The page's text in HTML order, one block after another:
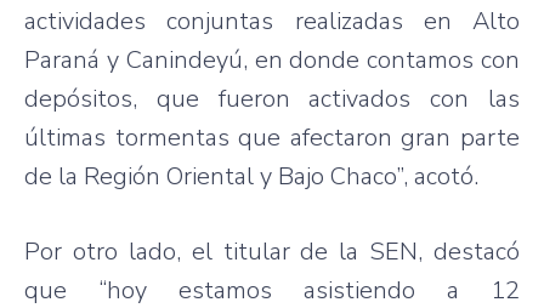
actividades conjuntas realizadas en Alto
Paraná y Canindeyú, en donde contamos con
depósitos, que fueron activados con las
últimas tormentas que afectaron gran parte
de la Región Oriental y Bajo Chaco”, acotó.
Por otro lado, el titular de la SEN, destacó
que “hoy estamos asistiendo a 12